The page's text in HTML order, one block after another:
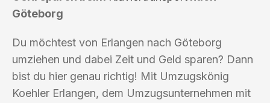
Göteborg
Du möchtest von Erlangen nach Göteborg
umziehen und dabei Zeit und Geld sparen? Dann
bist du hier genau richtig! Mit Umzugskönig
Koehler Erlangen, dem Umzugsunternehmen mit